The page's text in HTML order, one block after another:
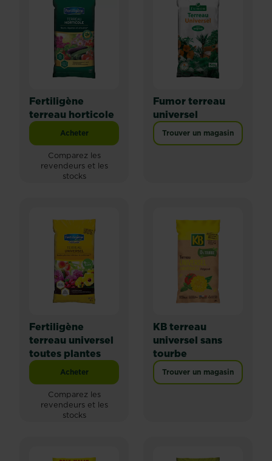
Fertiligène
terreau horticole
Acheter
Fertiligène terreau horticole
Comparez les
revendeurs et les
stocks
Fumor terreau
universel
Trouver un magasin
Fertiligène
terreau universel
toutes plantes
Acheter
Fertiligène terreau universel toutes plantes
Comparez les
revendeurs et les
stocks
KB terreau
universel sans
tourbe
Trouver un magasin